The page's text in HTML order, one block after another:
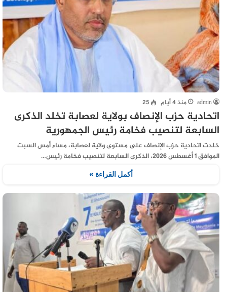
admin منذ 4 أيام 25
اتحادية حزب الإنصاف بولاية لعصابة تخلد الذكرى
السابعة لتنصيب فخامة رئيس الجمهورية
خلدت اتحادية حزب الإنصاف على مستوى ولاية لعصابة، مساء أمس السبت
الموافق 1 أغسطس 2026، الذكرى السابعة لتنصيب فخامة رئيس…
أكمل القراءة »